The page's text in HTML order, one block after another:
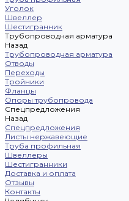
Уголок
Швеллер
Шестигранник
Трубопроводная арматура
Назад
Трубопроводная арматура
Отводы
Переходы
Тройники
Фланцы
Опоры трубопровода
Спецпредложения
Назад
Спецпредложения
Листы нержавеющие
Труба профильная
Швеллеры
Шестигранники
Доставка и оплата
Отзывы
Контакты